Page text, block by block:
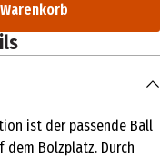
ist der passende Ball
Bolzplatz. Durch